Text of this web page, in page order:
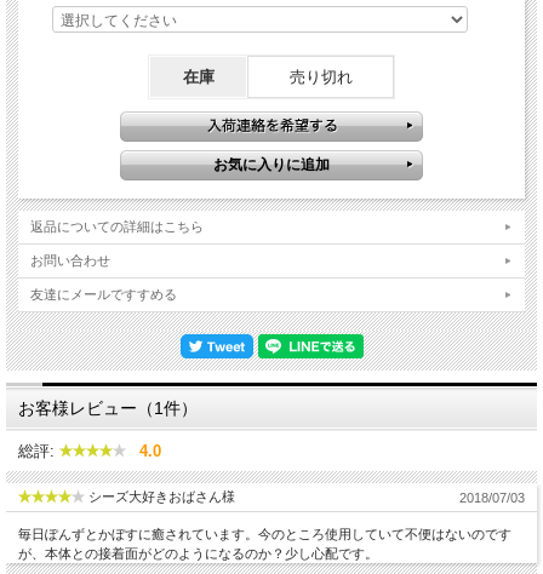
iPhone5/5s/6/6s/6Plus/6sPlus/7/7Plus/8/8Plus/SE/X/XS/XR/XS Max
※iPhone5cはAndroid Sサイズで対応できます。
-Android（カメラレンズの穴はありません）
下記の寸法内で収まる機種であれば使用できます。 ※大体の数値です
スマホ装着イメージ範囲：縦133mm × 横65mm
再剥離シール面積：縦60mm × 横50mm
Mサイズ
再剥離シール面積：縦70mm × 横55mm
Lサイズ
スマホ装着イメージ範囲：縦165mm × 横85mm
再剥離シール面積：縦85mm × 横55mm
対応機種によりカメラレンズ等用の穴の位置が異なりますので、デザインの一部が
欠けたり、少し位置をずらして制作する場合があります。
かかる場合があります。また、製造ロットごとにわずかな配色の違いや印刷位置の
ズレがある事もございます。何卒ご了承ください。
《ご注意事項》
※ひとつずつ受注後の制作となりますので、お届けまでに１～２週間ほどかかる場
在庫 売り切れ
返品についての詳細はこちら
お問い合わせ
友達にメールですすめる
お客様レビュー（1件）
総評: 4.0
シーズ大好きおばさん様 2018/07/03
毎日ぽんずとかぼすに癒されています。今のところ使用していて不便はないのです
が、本体との接着面がどのようになるのか？少し心配です。